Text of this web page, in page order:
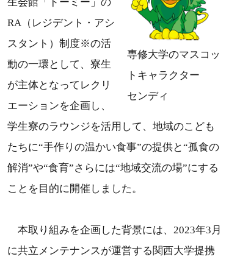
専修大学のマスコッ
トキャラクター
センディ
生会館「ドーミー」の
RA（レジデント・アシ
スタント）制度※の活
動の一環として、寮生
が主体となってレクリ
エーションを企画し、
学生寮のラウンジを活用して、地域のこども
たちに“手作りの温かい食事”の提供と“孤食の
解消”や“食育”さらには“地域交流の場”にする
ことを目的に開催しました。
本取り組みを企画した背景には、2023年3月
に共立メンテナンスが運営する関西大学提携